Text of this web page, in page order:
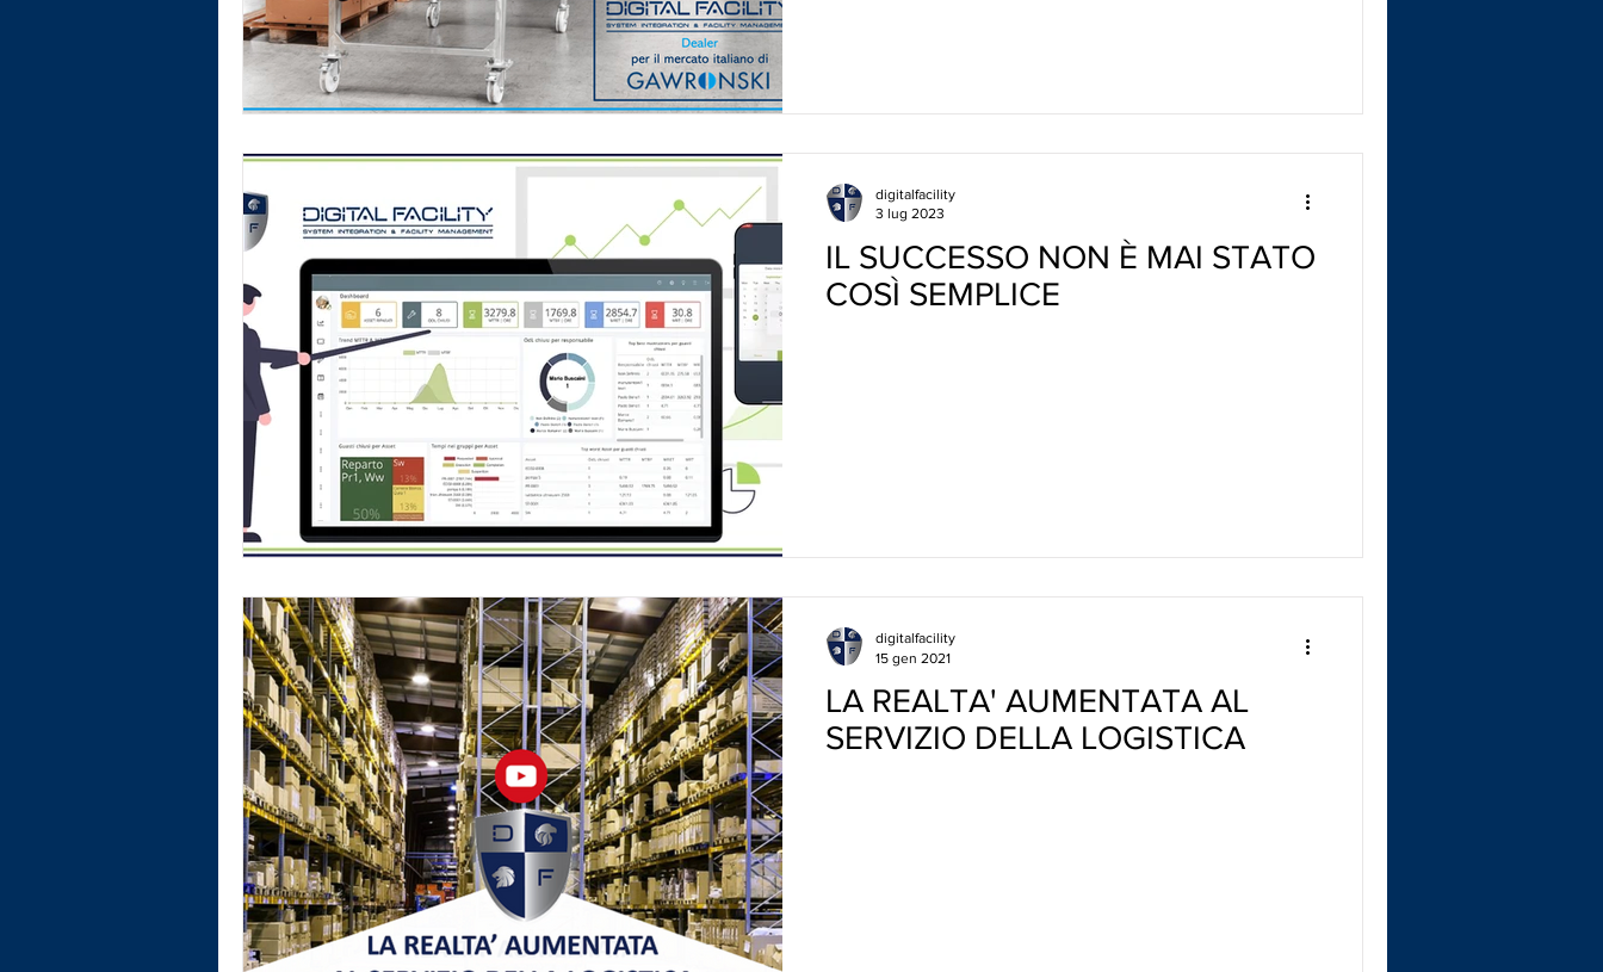
IL SUCCESSO NON È MAI STATO
COSÌ SEMPLICE
digitalfacility
3 lug 2023
LA REALTA' AUMENTATA AL
SERVIZIO DELLA LOGISTICA
digitalfacility
15 gen 2021